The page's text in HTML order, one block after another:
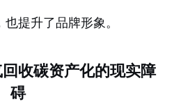
提升了品牌形象。
收碳资产化的现实障
碍